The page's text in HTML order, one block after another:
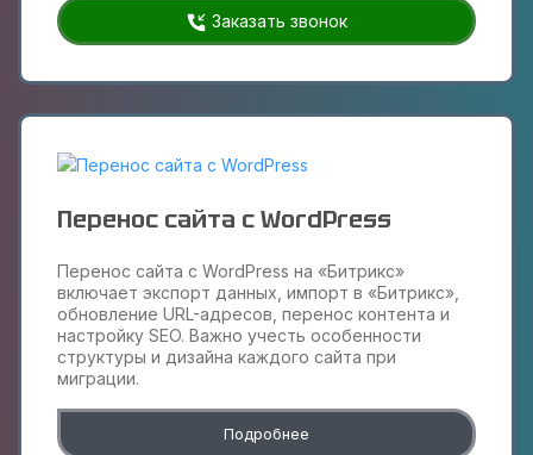
Заказать звонок
Перенос сайта с WordPress
Перенос сайта с WordPress на «Битрикс»
включает экспорт данных, импорт в «Битрикс»,
обновление URL-адресов, перенос контента и
настройку SEO. Важно учесть особенности
структуры и дизайна каждого сайта при
миграции.
Подробнее